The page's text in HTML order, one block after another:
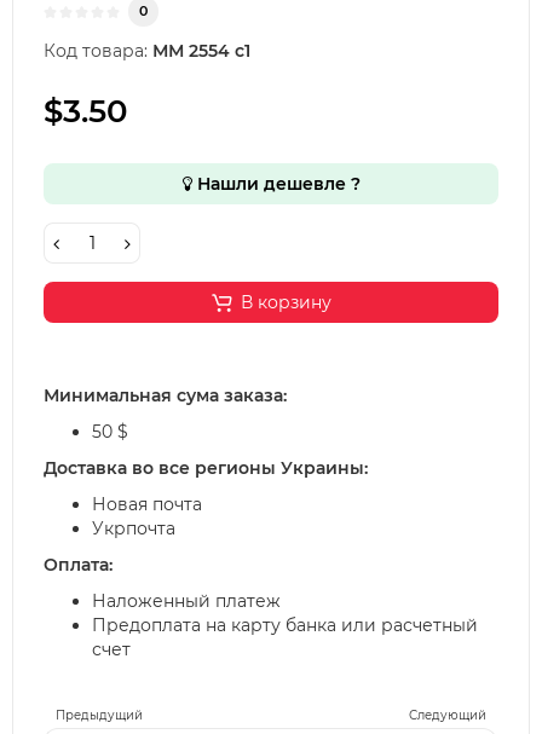
Предыдущий Следующий
0
Код товара: ММ 2554 с1
$3.50
Нашли дешевле ?
В корзину
Минимальная сума заказа:
50 $
Доставка во все регионы Украины:
Новая почта
Укрпочта
Оплата:
Наложенный платеж
Предоплата на карту банка или расчетный
счет